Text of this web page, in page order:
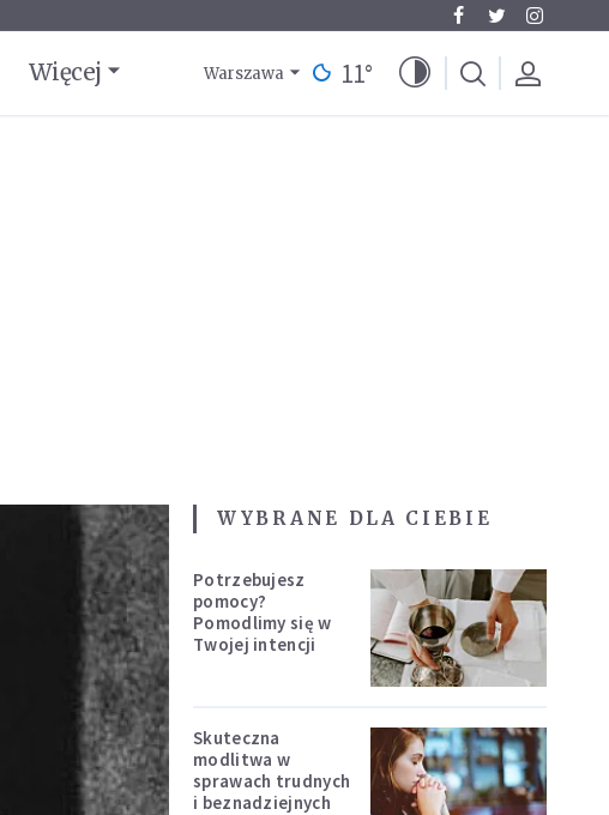
Więcej Warszawa 11°
WYBRANE DLA CIEBIE
Potrzebujesz
pomocy?
Pomodlimy się w
Twojej intencji
Skuteczna
modlitwa w
sprawach trudnych
i beznadziejnych